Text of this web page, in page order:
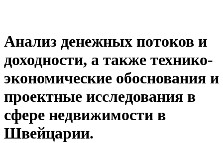
Анализ денежных потоков и
доходности, а также технико-
экономические обоснования и
проектные исследования в
сфере недвижимости в
Швейцарии.